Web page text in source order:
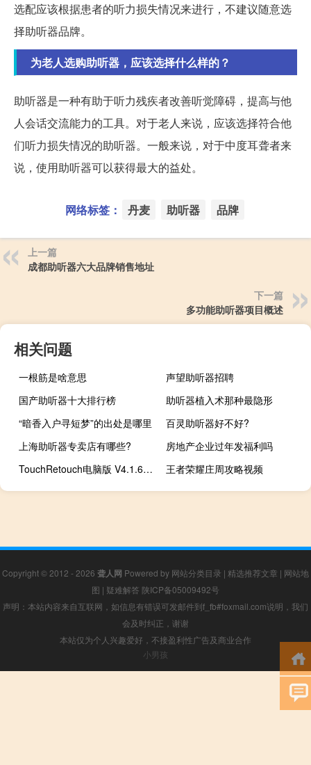
选配应该根据患者的听力损失情况来进行，不建议随意选
择助听器品牌。
为老人选购助听器，应该选择什么样的？
助听器是一种有助于听力残疾者改善听觉障碍，提高与他
人会话交流能力的工具。对于老人来说，应该选择符合他
们听力损失情况的助听器。一般来说，对于中度耳聋者来
说，使用助听器可以获得最大的益处。
网络标签： 丹麦 助听器 品牌
上一篇
成都助听器六大品牌销售地址
下一篇
多功能助听器项目概述
相关问题
一根筋是啥意思
声望助听器招聘
国产助听器十大排行榜
助听器植入术那种最隐形
“暗香入户寻短梦”的出处是哪里
百灵助听器好不好?
上海助听器专卖店有哪些?
房地产企业过年发福利吗
TouchRetouch电脑版 V4.1.6 免费PC版（TouchRetouch电脑版 V4.1.6 免费PC版功能简介）
王者荣耀庄周攻略视频
Copyright © 2012 - 2026 聋人网 Powered by 网站分类目录 | 精选推荐文章 | 网站地
图 | 疑难解答 陕ICP备05009492号
声明：本站内容来自互联网，如信息有错误可发邮件到f_fb#foxmail.com说明，我们
会及时纠正，谢谢
本站仅为个人兴趣爱好，不接盈利性广告及商业合作
小男孩